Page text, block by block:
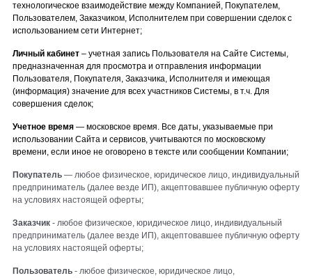
технологическое взаимодействие между Компанией, Покупателем,
Пользователем, Заказчиком, Исполнителем при совершении сделок с
использованием сети Интернет;
Личный кабинет – учетная запись Пользователя на Сайте Системы,
предназначенная для просмотра и отправления информации
Пользователя, Покупателя, Заказчика, Исполнителя и имеющая
(информация) значение для всех участников Системы, в т.ч. Для
совершения сделок;
Учетное время — московское время. Все даты, указываемые при
использовании Сайта и сервисов, учитываются по московскому
времени, если иное не оговорено в тексте или сообщении Компании;
Покупатель — любое физическое, юридическое лицо, индивидуальный
предприниматель (далее везде ИП), акцептовавшее публичную оферту
на условиях настоящей оферты;
Заказчик - любое физическое, юридическое лицо, индивидуальный
предприниматель (далее везде ИП), акцептовавшее публичную оферту
на условиях настоящей оферты;
Пользователь - любое физическое, юридическое лицо,